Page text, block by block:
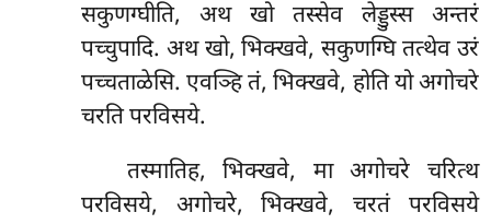
सकुणग्घीति, अथ खो तस्सेव लेड्डुस्स अन्तरं
पच्चुपादि. अथ खो, भिक्खवे, सकुणग्घि तत्थेव उरं
पच्चताळेसि. एवञ्हि तं, भिक्खवे, होति यो अगोचरे
चरति परविसये.
तस्मातिह, भिक्खवे, मा अगोचरे चरित्थ
परविसये, अगोचरे, भिक्खवे, चरतं परविसये